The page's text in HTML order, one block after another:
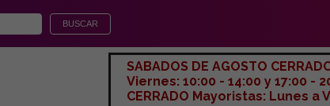
SABADOS DE AGOSTO
Viernes: 10:00 - 14:00 y 17:00 -
CERRADO Mayoristas: Lunes a